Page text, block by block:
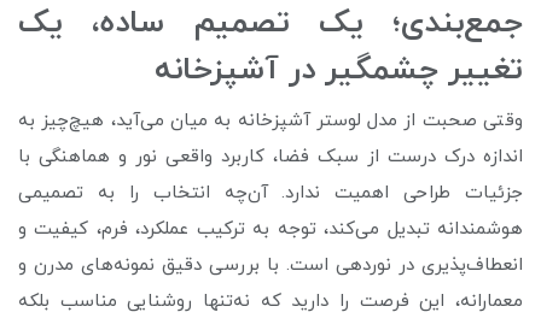
جمع‌بندی؛ یک تصمیم ساده، یک
تغییر چشمگیر در آشپزخانه
وقتی صحبت از مدل لوستر آشپزخانه به میان می‌آید، هیچ‌چیز به
اندازه درک درست از سبک فضا، کاربرد واقعی نور و هماهنگی با
جزئیات طراحی اهمیت ندارد. آن‌چه انتخاب را به تصمیمی
هوشمندانه تبدیل می‌کند، توجه به ترکیب عملکرد، فرم، کیفیت و
انعطاف‌پذیری در نوردهی است. با بررسی دقیق نمونه‌های مدرن و
معمارانه، این فرصت را دارید که نه‌تنها روشنایی مناسب بلکه